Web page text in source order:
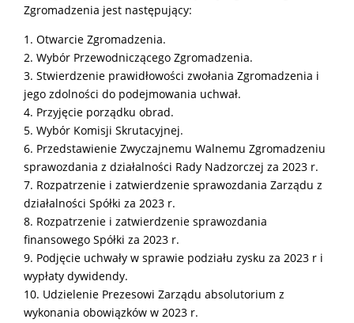
Zgromadzenia jest następujący:
1. Otwarcie Zgromadzenia.
2. Wybór Przewodniczącego Zgromadzenia.
3. Stwierdzenie prawidłowości zwołania Zgromadzenia i
jego zdolności do podejmowania uchwał.
4. Przyjęcie porządku obrad.
5. Wybór Komisji Skrutacyjnej.
6. Przedstawienie Zwyczajnemu Walnemu Zgromadzeniu
sprawozdania z działalności Rady Nadzorczej za 2023 r.
7. Rozpatrzenie i zatwierdzenie sprawozdania Zarządu z
działalności Spółki za 2023 r.
8. Rozpatrzenie i zatwierdzenie sprawozdania
finansowego Spółki za 2023 r.
9. Podjęcie uchwały w sprawie podziału zysku za 2023 r i
wypłaty dywidendy.
10. Udzielenie Prezesowi Zarządu absolutorium z
wykonania obowiązków w 2023 r.